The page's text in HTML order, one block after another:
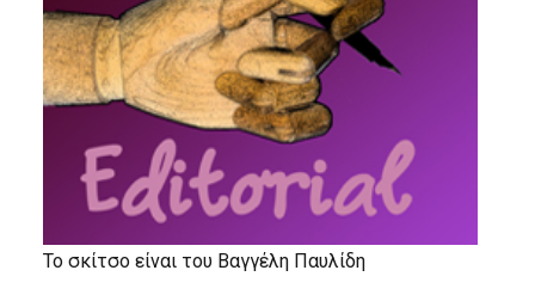
Το σκίτσο είναι του Βαγγέλη Παυλίδη